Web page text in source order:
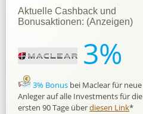
Aktuelle Cashback und
Bonusaktionen: (Anzeigen)
3%
3% Bonus bei Maclear für neue
Anleger auf alle Investments für die
ersten 90 Tage überdiesen Link*